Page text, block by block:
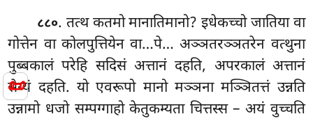
📜
८८०. तत्थ कतमो मानातिमानो? इधेकच्चो जातिया वा
गोत्तेन वा कोलपुत्तियेन वा…पे… अञ्ञतरञ्ञतरेन वत्थुना
पुब्बकालं परेहि सदिसं अत्तानं दहति, अपरकालं अत्तानं
सेय्यं दहति. यो एवरूपो मानो मञ्ञना मञ्ञितत्तं उन्नति
उन्नामो धजो सम्पग्गाहो केतुकम्यता चित्तस्स – अयं वुच्चति